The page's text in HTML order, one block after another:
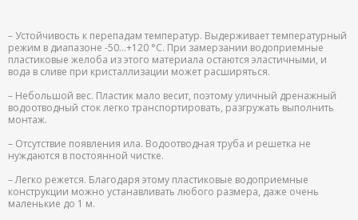
– Устойчивость к перепадам температур. Выдерживает температурный
режим в диапазоне -50…+120 °С. При замерзании водоприемные
пластиковые желоба из этого материала остаются эластичными, и
вода в сливе при кристаллизации может расширяться.
– Небольшой вес. Пластик мало весит, поэтому уличный дренажный
водоотводный сток легко транспортировать, разгружать выполнить
монтаж.
– Отсутствие появления ила. Водоотводная труба и решетка не
нуждаются в постоянной чистке.
– Легко режется. Благодаря этому пластиковые водоприемные
конструкции можно устанавливать любого размера, даже очень
маленькие до 1 м.